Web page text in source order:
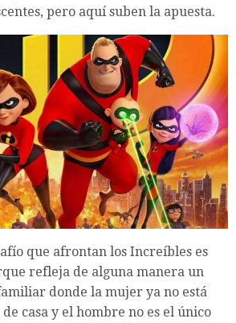
pero aquí suben la apuesta.
que afrontan los Increíbles es
refleja de alguna manera un
donde la mujer ya no está
casa y el hombre no es el único